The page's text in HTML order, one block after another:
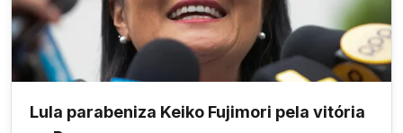
Lula parabeniza Keiko Fujimori pela vitória